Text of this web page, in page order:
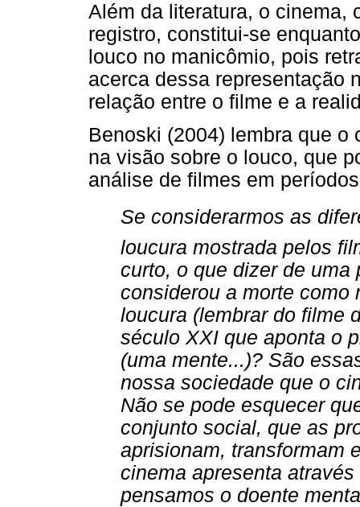
Além da literatura, o cinema,
registro, constitui-se
louco no manicômio, pois
acerca dessa representação
relação entre o filme e a
Benoski (2004) lembra que o
na visão sobre o louco, que
análise de filmes em
Se considerarmos as
loucura mostrada pelos
curto, o que dizer de uma
considerou a morte como
loucura (lembrar do filme
século XXI que aponta o
(uma mente...)? São
nossa sociedade que o
Não se pode esquecer
conjunto social, que as
aprisionam, transformam
cinema apresenta
pensamos o doente